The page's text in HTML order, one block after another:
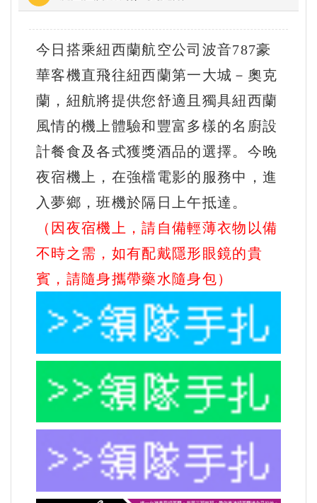
今日搭乘紐西蘭航空公司波音787豪
華客機直飛往紐西蘭第一大城－奧克
蘭，紐航將提供您舒適且獨具紐西蘭
風情的機上體驗和豐富多樣的名廚設
計餐食及各式獲獎酒品的選擇。今晚
夜宿機上，在強檔電影的服務中，進
入夢鄉，班機於隔日上午抵達。
（因夜宿機上，請自備輕薄衣物以備
不時之需，如有配戴隱形眼鏡的貴
賓，請隨身攜帶藥水隨身包）